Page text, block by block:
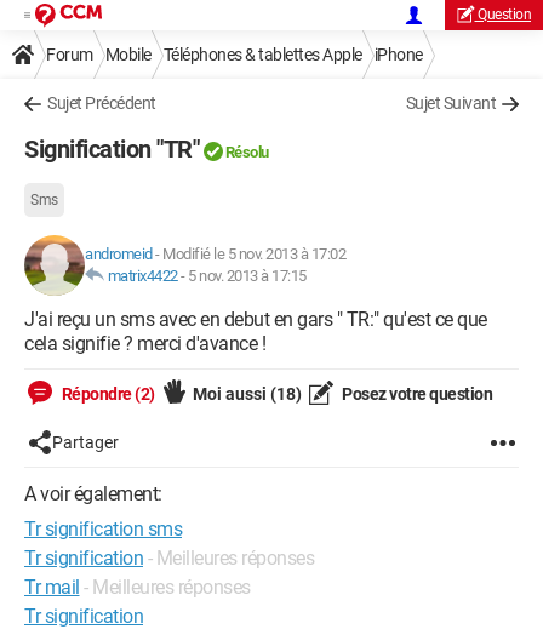
Question
Forum Mobile Téléphones & tablettes Apple iPhone
Sujet Précédent Sujet Suivant
Signification "TR" Résolu
Sms
andromeid - Modifié le 5 nov. 2013 à 17:02
matrix4422- 5 nov. 2013 à 17:15
J'ai reçu un sms avec en debut en gars " TR:" qu'est ce que
cela signifie ? merci d'avance !
Répondre (2) Moi aussi (18) Posez votre question
Partager
A voir également:
Tr signification sms
Tr signification - Meilleures réponses
Tr mail - Meilleures réponses
Tr signification